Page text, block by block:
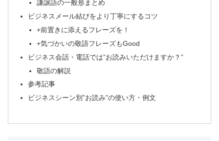
謙譲語の一般形まとめ
ビジネスメール結びをより丁寧にするコツ
+前置きに添えるフレーズを！
+気づかいの敬語フレーズもGood
ビジネス会話・電話では”お読みいただけますか？”
敬語の解説
参考記事
ビジネスシーン別”お読み”の使い方・例文